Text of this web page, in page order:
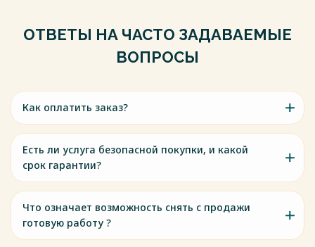
ОТВЕТЫ НА ЧАСТО ЗАДАВАЕМЫЕ
ВОПРОСЫ
Как оплатить заказ?
Есть ли услуга безопасной покупки, и какой
срок гарантии?
Что означает возможность снять с продажи
готовую работу ?